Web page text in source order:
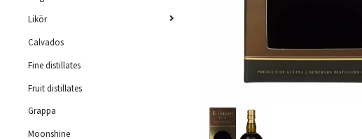
Likör
Calvados
Fine distillates
Fruit distillates
Grappa
Moonshine